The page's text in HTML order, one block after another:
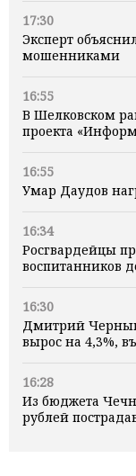
17:30
Эксперт
мошенниками
16:55
В Шелковском
проекта
16:55
Умар Даудов
16:34
Росгвардейцы
воспитанников
16:30
Дмитрий
вырос на 4,3%,
16:28
Из бюджета
рублей